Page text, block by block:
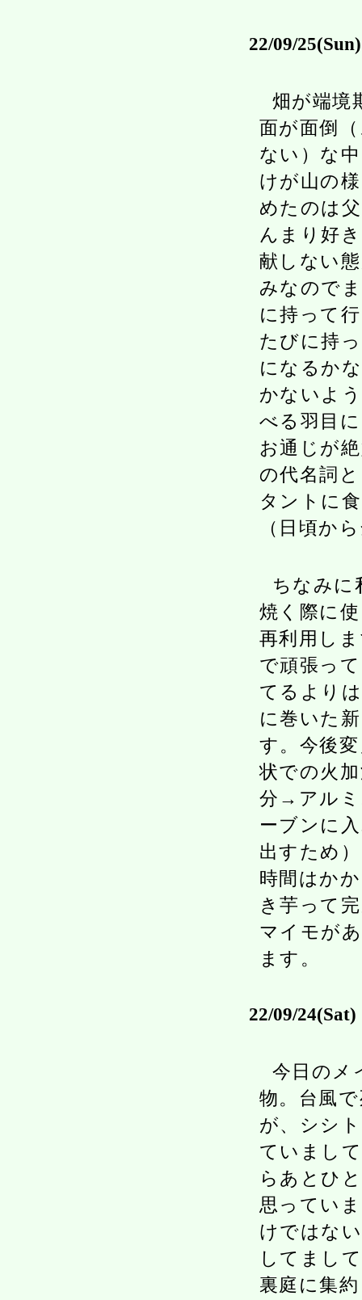
22/09/25(Sun)
畑が端境
面が面倒
ない）な
けが山の
めたのは
んまり好
献しない
みなので
に持って
たびに持
になるか
かないよ
べる羽目
お通じが
の代名詞
タントに
（日頃か
ちなみに
焼く際に
再利用し
で頑張っ
てるより
に巻いた
す。今後
状での火
分→アルミ
ーブンに
出すため
時間はか
き芋って
マイモが
ます。
22/09/24(Sat)
今日のメ
物。台風
が、シシ
ていまし
らあとひ
思ってい
けではな
してまし
裏庭に集